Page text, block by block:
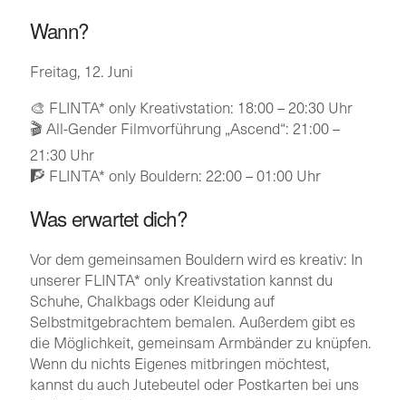
Wann?
Freitag, 12. Juni
🎨 FLINTA* only Kreativstation: 18:00 – 20:30 Uhr
🎬 All-Gender Filmvorführung „Ascend“: 21:00 –
21:30 Uhr
🧗 FLINTA* only Bouldern: 22:00 – 01:00 Uhr
Was erwartet dich?
Vor dem gemeinsamen Bouldern wird es kreativ: In
unserer FLINTA* only Kreativstation kannst du
Schuhe, Chalkbags oder Kleidung auf
Selbstmitgebrachtem bemalen. Außerdem gibt es
die Möglichkeit, gemeinsam Armbänder zu knüpfen.
Wenn du nichts Eigenes mitbringen möchtest,
kannst du auch Jutebeutel oder Postkarten bei uns